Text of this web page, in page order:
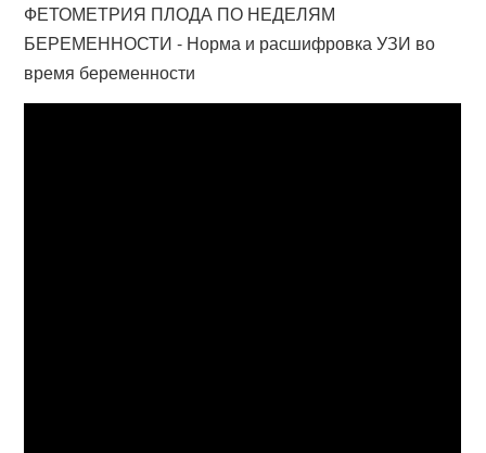
ФЕТОМЕТРИЯ ПЛОДА ПО НЕДЕЛЯМ
БЕРЕМЕННОСТИ - Норма и расшифровка УЗИ во
время беременности